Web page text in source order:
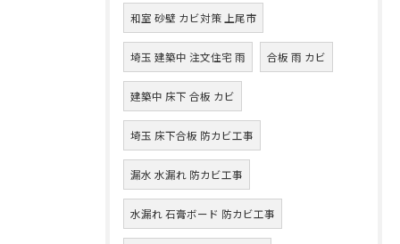
和室 砂壁 カビ対策 上尾市
埼玉 建築中 注文住宅 雨 合板 雨 カビ
建築中 床下 合板 カビ
埼玉 床下合板 防カビ工事
漏水 水漏れ 防カビ工事
水漏れ 石膏ボード 防カビ工事